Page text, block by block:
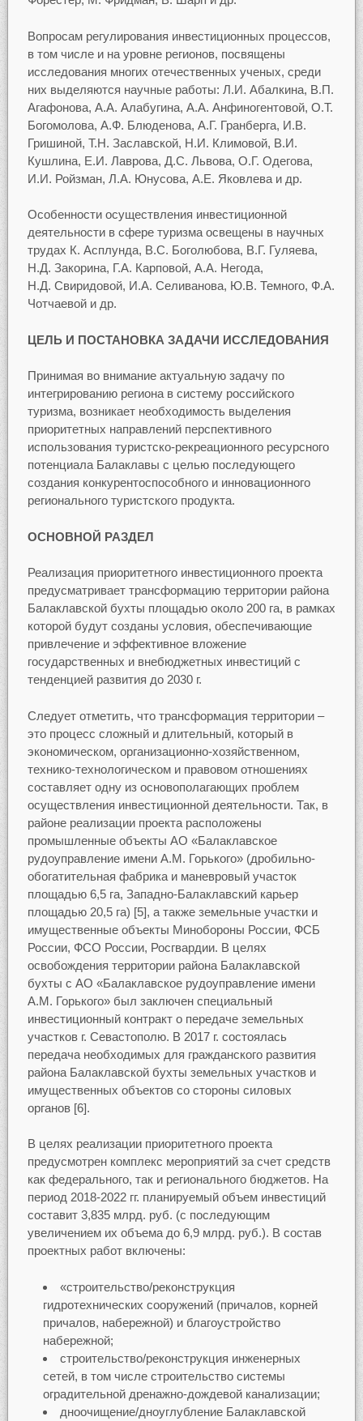
Вопросам регулирования инвестиционных процессов,
в том числе и на уровне регионов, посвящены
исследования многих отечественных ученых, среди
них выделяются научные работы: Л.И. Абалкина, В.П.
Агафонова, А.А. Алабугина, А.А. Анфиногентовой, О.Т.
Богомолова, А.Ф. Блюденова, А.Г. Гранберга, И.В.
Гришиной, Т.Н. Заславской, Н.И. Климовой, В.И.
Кушлина, Е.И. Лаврова, Д.С. Львова, О.Г. Одегова,
И.И. Ройзман, Л.А. Юнусова, А.Е. Яковлева и др.
Особенности осуществления инвестиционной
деятельности в сфере туризма освещены в научных
трудах К. Асплунда, B.C. Боголюбова, В.Г. Гуляева,
Н.Д. Закорина, Г.А. Карповой, А.А. Негода,
Н.Д. Свиридовой, И.А. Селиванова, Ю.В. Темного, Ф.А.
Чотчаевой и др.
ЦЕЛЬ И ПОСТАНОВКА ЗАДАЧИ ИССЛЕДОВАНИЯ
Принимая во внимание актуальную задачу по
интегрированию региона в систему российского
туризма, возникает необходимость выделения
приоритетных направлений перспективного
использования туристско-рекреационного ресурсного
потенциала Балаклавы с целью последующего
создания конкурентоспособного и инновационного
регионального туристского продукта.
ОСНОВНОЙ РАЗДЕЛ
Реализация приоритетного инвестиционного проекта
предусматривает трансформацию территории района
Балаклавской бухты площадью около 200 га, в рамках
которой будут созданы условия, обеспечивающие
привлечение и эффективное вложение
государственных и внебюджетных инвестиций с
тенденцией развития до 2030 г.
Следует отметить, что трансформация территории –
это процесс сложный и длительный, который в
экономическом, организационно-хозяйственном,
технико-технологическом и правовом отношениях
составляет одну из основополагающих проблем
осуществления инвестиционной деятельности. Так, в
районе реализации проекта расположены
промышленные объекты АО «Балаклавское
рудоуправление имени А.М. Горького» (дробильно-
обогатительная фабрика и маневровый участок
площадью 6,5 га, Западно-Балаклавский карьер
площадью 20,5 га) [5], а также земельные участки и
имущественные объекты Минобороны России, ФСБ
России, ФСО России, Росгвардии. В целях
освобождения территории района Балаклавской
бухты с АО «Балаклавское рудоуправление имени
А.М. Горького» был заключен специальный
инвестиционный контракт о передаче земельных
участков г. Севастополю. В 2017 г. состоялась
передача необходимых для гражданского развития
района Балаклавской бухты земельных участков и
имущественных объектов со стороны силовых
органов [6].
В целях реализации приоритетного проекта
предусмотрен комплекс мероприятий за счет средств
как федерального, так и регионального бюджетов. На
период 2018-2022 гг. планируемый объем инвестиций
составит 3,835 млрд. руб. (с последующим
увеличением их объема до 6,9 млрд. руб.). В состав
проектных работ включены:
«строительство/реконструкция
гидротехнических сооружений (причалов, корней
причалов, набережной) и благоустройство
набережной;
строительство/реконструкция инженерных
сетей, в том числе строительство системы
оградительной дренажно-дождевой канализации;
дноочищение/дноуглубление Балаклавской